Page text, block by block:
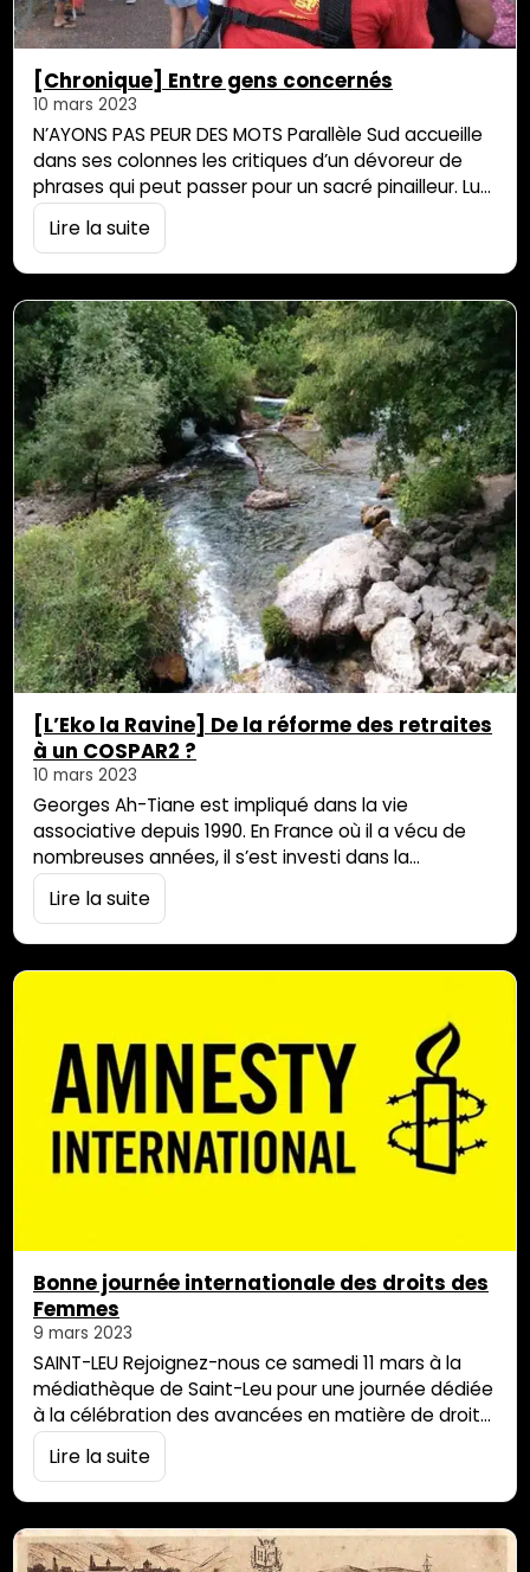
[Chronique] Entre gens concernés
10 mars 2023
N’AYONS PAS PEUR DES MOTS Parallèle Sud accueille
dans ses colonnes les critiques d’un dévoreur de
phrases qui peut passer pour un sacré pinailleur. Lu
hier au milieu de l’embouteillage de phrases écrites
au sujet de la journée d’action contre la réforme
Lire la suite
[L’Eko la Ravine] De la réforme des retraites
à un COSPAR2 ?
10 mars 2023
Georges Ah-Tiane est impliqué dans la vie
associative depuis 1990. En France où il a vécu de
nombreuses années, il s’est investi dans la
promotion de la culture réunionnaise au travers de
nombreux biais : en créant des associations, en
Lire la suite
Bonne journée internationale des droits des
Femmes
9 mars 2023
SAINT-LEU Rejoignez-nous ce samedi 11 mars à la
médiathèque de Saint-Leu pour une journée dédiée
à la célébration des avancées en matière de droits
des femmes mais également propice à l’écoute de
leurs revendications actuelles. A cette occasion, le
tables de presse et de signature, À […]
Lire la suite